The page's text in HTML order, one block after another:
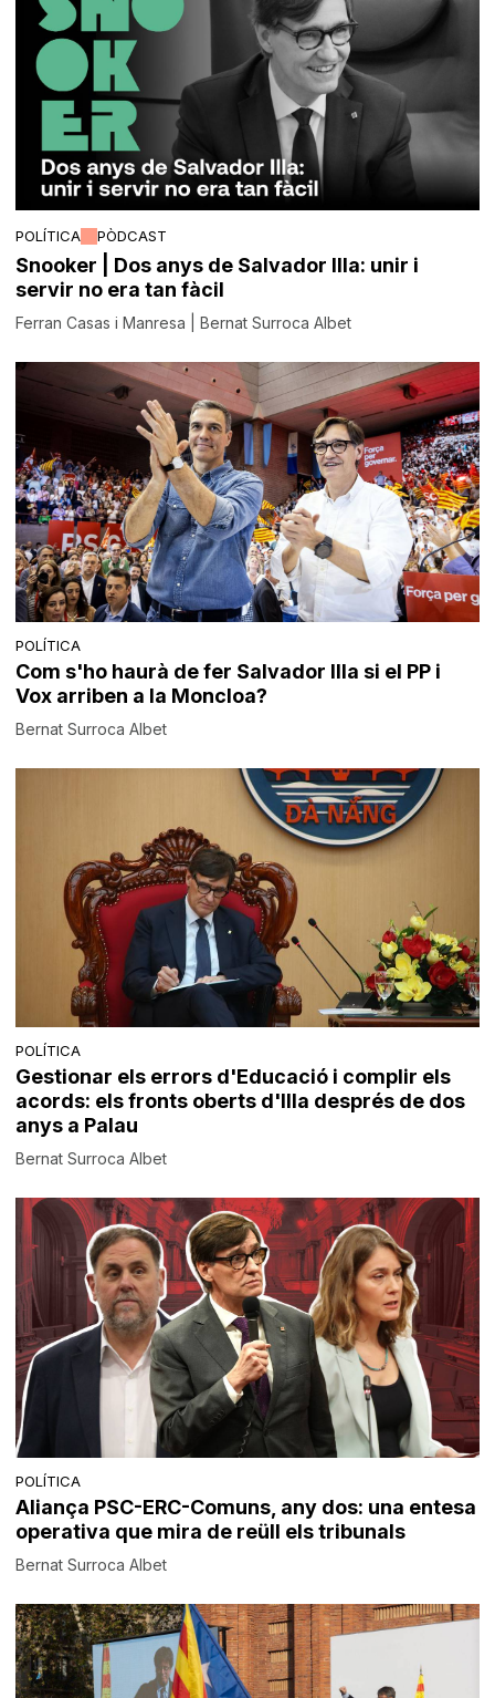
POLÍTICA PÒDCAST
Snooker | Dos anys de Salvador Illa: unir i
servir no era tan fàcil
Ferran Casas i Manresa | Bernat Surroca Albet
POLÍTICA
Com s'ho haurà de fer Salvador Illa si el PP i
Vox arriben a la Moncloa?
Bernat Surroca Albet
POLÍTICA
Gestionar els errors d'Educació i complir els
acords: els fronts oberts d'Illa després de dos
anys a Palau
Bernat Surroca Albet
POLÍTICA
Aliança PSC-ERC-Comuns, any dos: una entesa
operativa que mira de reüll els tribunals
Bernat Surroca Albet